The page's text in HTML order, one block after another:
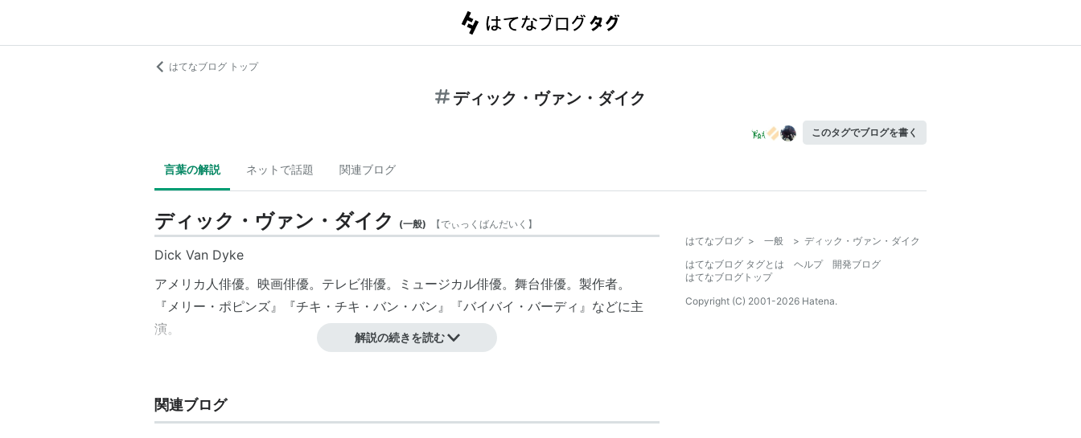
はてなブログ トップ
ディック・ヴァン・ダイク
このタグでブログを書く
言葉の解説 ネットで話題 関連ブログ
ディック・ヴァン・ダイク (一般) 【でぃっくばんだいく 】
Dick Van Dyke
アメリカ人俳優。映画俳優。テレビ俳優。ミュージカル俳優。舞台俳優。製作者。
『メリー・ポピンズ』『チキ・チキ・バン・バン』『バイバイ・バーディ』などに主
演。
解説の続きを読む
関連ブログ
はてなブログ > 一般 > ディック・ヴァン・ダイク
はてなブログ タグとは
ヘルプ
開発ブログ
はてなブログトップ
Copyright (C) 2001-2026 Hatena.